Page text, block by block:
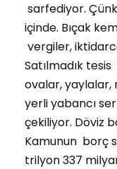
sarfediyor.
içinde. Bıçak
vergiler,
Satılmadık
ovalar, yaylalar,
yerli yabancı
çekiliyor. Döviz
Kamunun borç
trilyon 337